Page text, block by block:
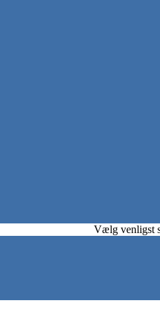
Vælg venligst